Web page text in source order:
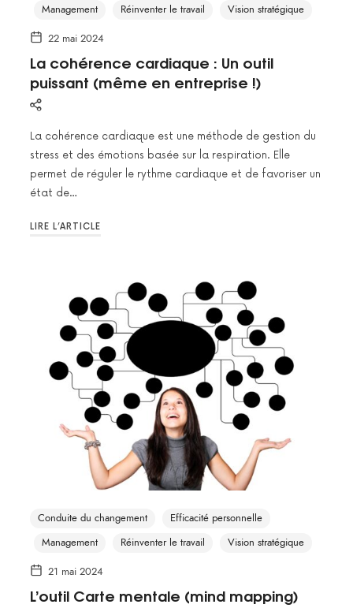
Management
Réinventer le travail Vision stratégique
22 mai 2024
La cohérence cardiaque : Un outil
puissant (même en entreprise !)
La cohérence cardiaque est une méthode de gestion du
stress et des émotions basée sur la respiration. Elle
permet de réguler le rythme cardiaque et de favoriser un
état de…
LIRE L’ARTICLE
Conduite du changement
Efficacité personnelle
Management
Réinventer le travail Vision stratégique
21 mai 2024
L’outil Carte mentale (mind mapping)